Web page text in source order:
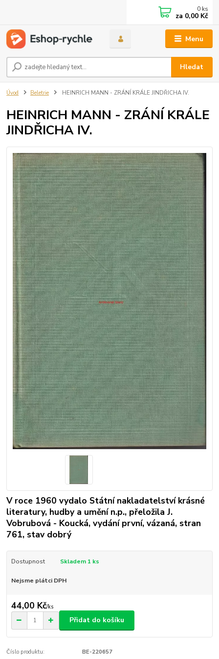
Menu
Hledat
0 ks
za 0,00 Kč
Úvod Beletrie HEINRICH MANN - ZRÁNÍ KRÁLE JINDŘICHA IV.
HEINRICH MANN - ZRÁNÍ KRÁLE
JINDŘICHA IV.
V roce 1960 vydalo Státní nakladatelství krásné
literatury, hudby a umění n.p., přeložila J.
Vobrubová - Koucká, vydání první, vázaná, stran
761, stav dobrý
Dostupnost Skladem 1 ks
Nejsme plátci DPH
44,00 Kč/ks
Přidat do košíku
Číslo produktu: BE-220657